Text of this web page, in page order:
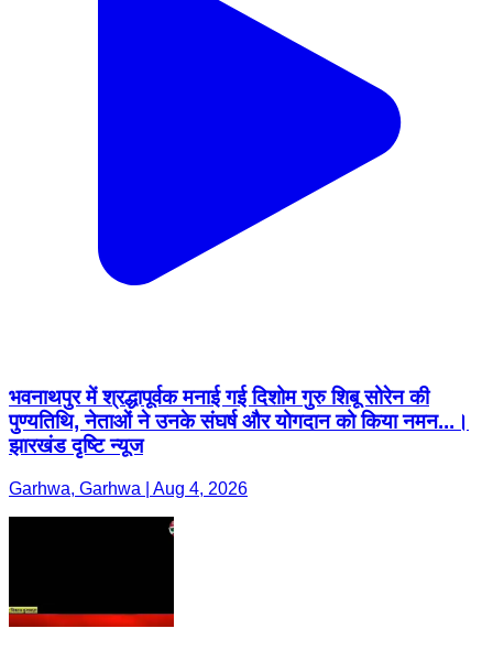
भवनाथपुर में श्रद्धापूर्वक मनाई गई दिशोम गुरु शिबू सोरेन की
पुण्यतिथि, नेताओं ने उनके संघर्ष और योगदान को किया नमन...।
झारखंड दृष्टि न्यूज
Garhwa, Garhwa | Aug 4, 2026